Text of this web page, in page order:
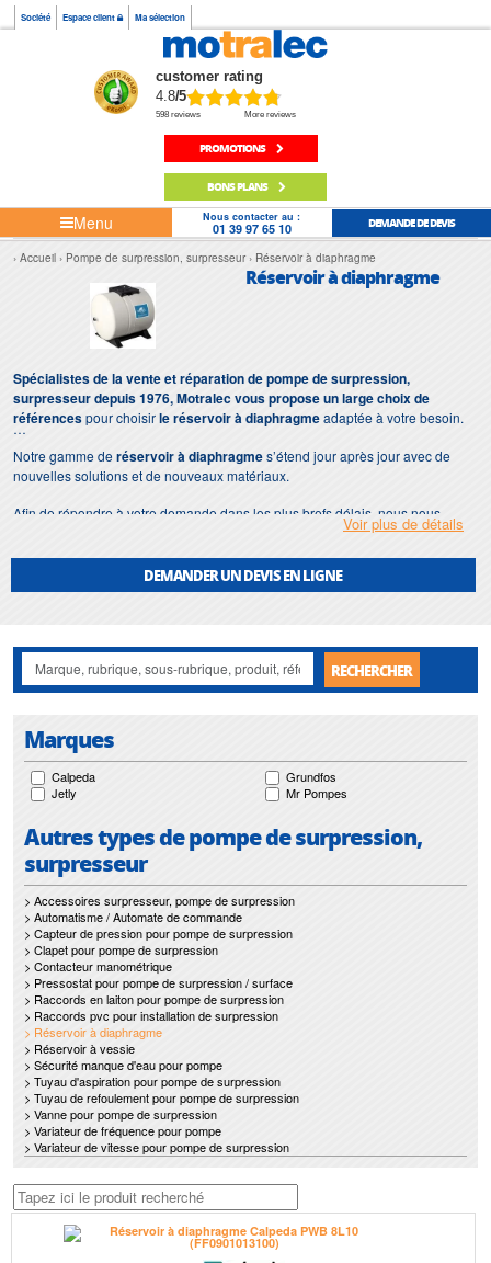
Société Espace client Ma sélection
customer rating
4.8/5
598 reviews More reviews
PROMOTIONS
BONS PLANS
Menu Nous contacter au :
01 39 97 65 10 DEMANDE DE DEVIS
Accueil Pompe de surpression, surpresseur Réservoir à diaphragme
Réservoir à diaphragme
Spécialistes de la vente et réparation de pompe de surpression,
surpresseur depuis 1976, Motralec vous propose un large choix de
référencespour choisirle réservoir à diaphragmeadaptée à votre besoin.
Notre gamme deréservoir à diaphragmes’étend jour après jour avec de
nouvelles solutions et de nouveaux matériaux.
Afin de répondre à votre demande dans les plus brefs délais, nous nous
réservoir à
Nos interventions sur toute l'Ile de France suivant vos besoins et vos
Voir plus de détails
DEMANDER UN DEVIS EN LIGNE
RECHERCHER
Marques
Calpeda
Grundfos
Jetly
Mr Pompes
Autres types de pompe de surpression,
surpresseur
> Accessoires surpresseur, pompe de surpression
> Automatisme / Automate de commande
> Capteur de pression pour pompe de surpression
> Clapet pour pompe de surpression
> Contacteur manométrique
> Pressostat pour pompe de surpression / surface
> Raccords en laiton pour pompe de surpression
> Raccords pvc pour installation de surpression
> Réservoir à diaphragme
> Réservoir à vessie
> Sécurité manque d'eau pour pompe
> Tuyau d'aspiration pour pompe de surpression
> Tuyau de refoulement pour pompe de surpression
> Vanne pour pompe de surpression
> Variateur de fréquence pour pompe
> Variateur de vitesse pour pompe de surpression